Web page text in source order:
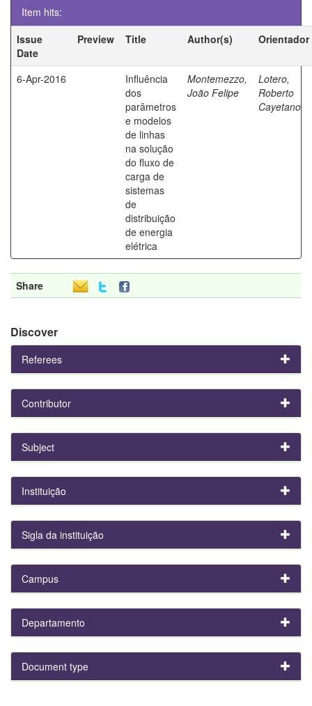
Item hits:
Issue
Date
Preview Title Author(s) Orientador
6-Apr-2016
Influência
dos
parâmetros
e modelos
de linhas
na solução
do fluxo de
carga de
sistemas
de
distribuição
de energia
elétrica
Montemezzo,
João Felipe
Lotero,
Roberto
Cayetano
Share
Discover
Referees
Contributor
Subject
Instituição
Sigla da instituição
Campus
Departamento
Document type